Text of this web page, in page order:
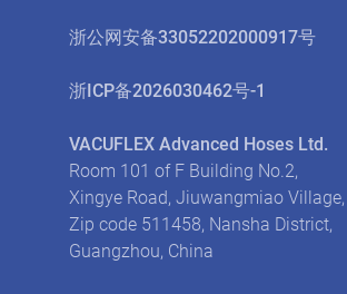
浙公网安备33052202000917号
浙ICP备2026030462号-1
VACUFLEX Advanced Hoses Ltd.
Room 101 of F Building No.2,
Xingye Road, Jiuwangmiao Village,
Zip code 511458, Nansha District,
Guangzhou, China